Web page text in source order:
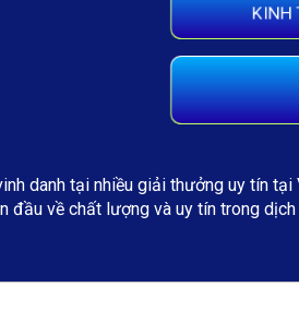
KINH
danh tại nhiều giải thưởng uy tín tại
đầu về chất lượng và uy tín trong